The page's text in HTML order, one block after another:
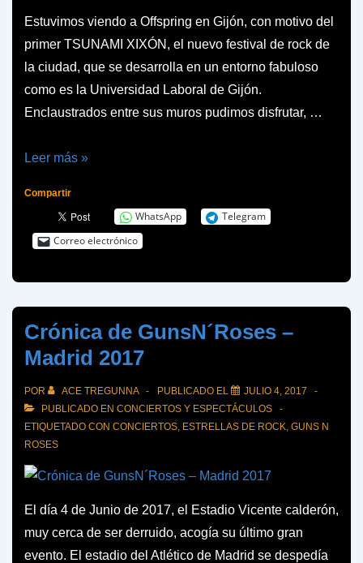
Estuvimos viendo a Offspring en Gijón, con motivo del
primer TSUNAMI XIXÓN, el nuevo festival de rock de
la ciudad, que se desarrolla en un entorno fabuloso
como es la Universidad Laboral de Gijón.
Enclaustrados entre sus muros pudimos disfrutar, …
Crónica
Tsunami
2017
Leer más »
Compartir
WhatsApp
Telegram
Correo electrónico
Crónica de GunsN´Roses –
Madrid 2017
POR ACE TREGUNNA PUBLICADO EL
JULIO 4, 2017
PUBLICADO EN CONCIERTOS Y ESPECTÁCULOS
ETIQUETADO CON CONCIERTOS ESTRELLAS DE ROCK GUNS N
ROSES
El día 4 de Junio de 2017, el Estadio Vicente calderón,
muy cerca de ser derruido, acogía su último gran
evento. El estadio del Atlético de Madrid se despedía